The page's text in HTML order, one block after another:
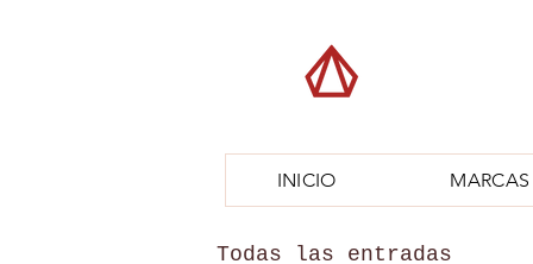
INICIO MARCAS
Todas las entradas